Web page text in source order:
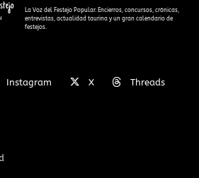
La Voz del Festejo Popular. Encierros, concursos, crónicas,
entrevistas, actualidad taurina y un gran calendario de
festejos.
Instagram X Threads